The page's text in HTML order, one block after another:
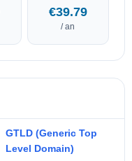
€39.79
/ an
GTLD (Generic Top
Level Domain)